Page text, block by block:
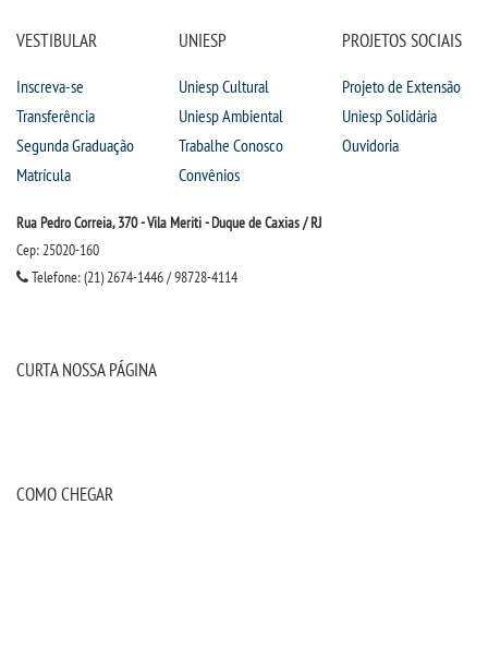
VESTIBULAR
Inscreva-se
Transferência
Segunda Graduação
Matrícula
UNIESP
Uniesp Cultural
Uniesp Ambiental
Trabalhe Conosco
Convênios
PROJETOS SOCIAIS
Projeto de Extensão
Uniesp Solidária
Ouvidoria
Rua Pedro Correia, 370 - Vila Meriti - Duque de Caxias / RJ
Cep: 25020-160
Telefone: (21) 2674-1446 / 98728-4114
CURTA NOSSA PÁGINA
COMO CHEGAR